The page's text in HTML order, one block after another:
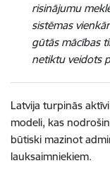
risinājumu
sistēmas
gūtās mācības
netiktu veidots
Latvija turpinās
modeli, kas
būtiski mazinot
lauksaimniekiem.